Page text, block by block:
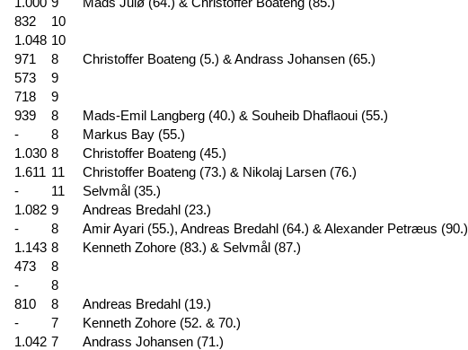
832
10
1.048 10
971 8
Christoffer Boateng (5.) & Andrass Johansen (65.)
573
9
718
9
939 8
Mads-Emil Langberg (40.) & Souheib Dhaflaoui (55.)
- 8
Markus Bay (55.)
1.030 8
Christoffer Boateng (45.)
1.611 11
Christoffer Boateng (73.) & Nikolaj Larsen (76.)
- 11
Selvmål (35.)
1.082 9
Andreas Bredahl (23.)
- 8
Amir Ayari (55.), Andreas Bredahl (64.) & Alexander Petræus (90.)
1.143 8
Kenneth Zohore (83.) & Selvmål (87.)
473
8
-
8
810 8
Andreas Bredahl (19.)
- 7
Kenneth Zohore (52. & 70.)
1.042 7
Andrass Johansen (71.)